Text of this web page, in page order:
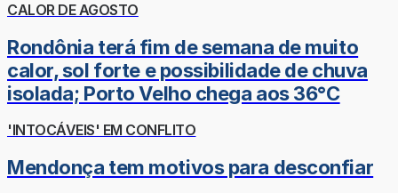
CALOR DE AGOSTO
Rondônia terá fim de semana de muito
calor, sol forte e possibilidade de chuva
isolada; Porto Velho chega aos 36°C
'INTOCÁVEIS' EM CONFLITO
Mendonça tem motivos para desconfiar